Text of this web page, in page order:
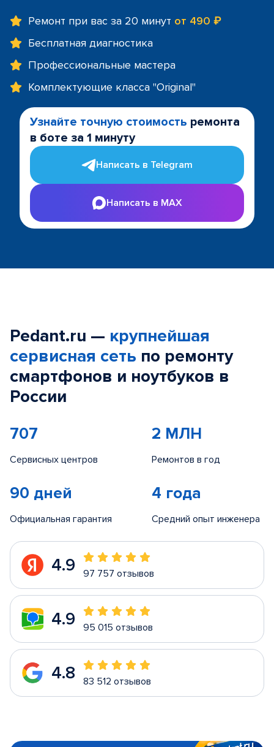
Ремонт при вас за 20 минут от 490 ₽
Бесплатная диагностика
Профессиональные мастера
Комплектующие класса "Original"
Узнайте точную стоимость ремонта
в боте за 1 минуту
Написать в Telegram
Написать в MAX
Pedant.ru — крупнейшая
сервисная сеть по ремонту
смартфонов и ноутбуков в
России
707
Сервисных центров
2 МЛН
Ремонтов в год
90 дней
Официальная гарантия
4 года
Средний опыт инженера
4.9 97 757 отзывов
4.9 95 015 отзывов
4.8 83 512 отзывов